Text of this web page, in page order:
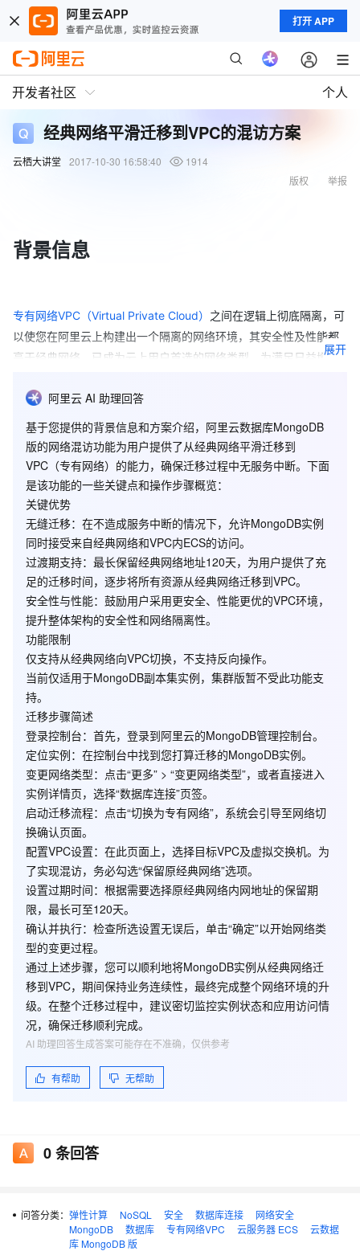
打开 APP
开发者社区 个人
经典网络平滑迁移到VPC的混访方案
云栖大讲堂 2017-10-30 16:58:40
1914
举报
版权
背景信息
专有网络VPC（Virtual Private Cloud） 之间在逻辑上彻底隔离，可
以使您在阿里云上构建出一个隔离的网络环境，其安全性及性能都
高于经典网络，已成为云上用户首选的网络类型。为满足日益增多
现在无闪断、无访问中断的情况下将经典网络平滑迁移到VPC上。
方案介绍
之前将MongoDB实例从经典网络切换至VPC时，经典网络的地址会
被立即释放，造成1次30秒内的闪断，且经典网络内的云产品（如
ECS）将无法再连接该MongoDB实例。
混访方案将支持MongoDB实例同时被经典网络和专有网络内的ECS
所连接，实现平滑的网络类型切换。在将MongoDB实例从经典网络
切换至专有网络时，可选择在生成新的专有网络连接地址的同时，
保留当前经典网络地址（最长可保留120天）。使得在实例迁移的过
渡期间，该实例可以同时被经典网络和专有网络内的ECS所访问。
在实例混访期间，客户可以逐步将处于经典网络内的ECS和其他云
产品切换或迁移至专有网络，直至最终所有产品都使用更为安全的
专有网络进行内网连通。
功能限制
在混访期间，有如下功能限制：
不支持切换成经典网络。
混访功能暂仅支持MongoDB副本集实例，集群版暂不支
持。
网络迁移步骤
登录MongoDB管理控制台
页面如下图所示。
展开
阿里云 AI 助理回答
基于您提供的背景信息和方案介绍，阿里云数据库MongoDB
版的网络混访功能为用户提供了从经典网络平滑迁移到
VPC（专有网络）的能力，确保迁移过程中无服务中断。下面
是该功能的一些关键点和操作步骤概览：
关键优势
无缝迁移：在不造成服务中断的情况下，允许MongoDB实例
同时接受来自经典网络和VPC内ECS的访问。
过渡期支持：最长保留经典网络地址120天，为用户提供了充
足的迁移时间，逐步将所有资源从经典网络迁移到VPC。
安全性与性能：鼓励用户采用更安全、性能更优的VPC环境，
提升整体架构的安全性和网络隔离性。
功能限制
仅支持从经典网络向VPC切换，不支持反向操作。
当前仅适用于MongoDB副本集实例，集群版暂不受此功能支
持。
迁移步骤简述
登录控制台：首先，登录到阿里云的MongoDB管理控制台。
定位实例：在控制台中找到您打算迁移的MongoDB实例。
变更网络类型：点击“更多” > “变更网络类型”，或者直接进入
实例详情页，选择“数据库连接”页签。
启动迁移流程：点击“切换为专有网络”，系统会引导至网络切
换确认页面。
配置VPC设置：在此页面上，选择目标VPC及虚拟交换机。为
了实现混访，务必勾选“保留原经典网络”选项。
设置过期时间：根据需要选择原经典网络内网地址的保留期
限，最长可至120天。
确认并执行：检查所选设置无误后，单击“确定”以开始网络类
型的变更过程。
通过上述步骤，您可以顺利地将MongoDB实例从经典网络迁
移到VPC，期间保持业务连续性，最终完成整个网络环境的升
级。在整个迁移过程中，建议密切监控实例状态和应用访问情
况，确保迁移顺利完成。
有帮助 无帮助
AI 助理回答生成答案可能存在不准确，仅供参考
0条回答
问答分类： 弹性计算 NoSQL 安全 数据库连接
网络安全
MongoDB
数据库 专有网络VPC 云服务器 ECS
云数据
库 MongoDB 版